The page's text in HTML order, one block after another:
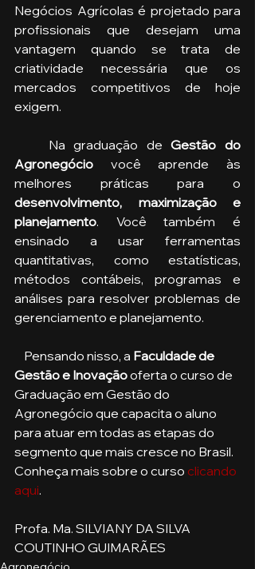
Negócios Agrícolas é projetado para
profissionais que desejam uma
vantagem quando se trata de
criatividade necessária que os
mercados competitivos de hoje
exigem.
    Na graduação de
Gestão do
Agronegócio você aprende às
desenvolvimento, maximização e
planejamento. Você também é
ensinado a usar ferramentas
quantitativas, como estatísticas,
métodos contábeis, programas e
análises para resolver problemas de
gerenciamento e planejamento.
    Pensando nisso, a
Faculdade de
Gestão e Inovação oferta o curso de
Graduação em Gestão do
Agronegócio que capacita o aluno
para atuar em todas as etapas do
segmento que mais cresce no Brasil.
Conheça mais sobre o curso clicando
aqui.
Profa. Ma. SILVIANY DA SILVA
COUTINHO GUIMARÃES